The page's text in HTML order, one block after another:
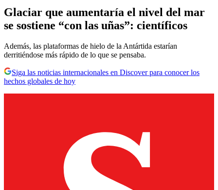
Glaciar que aumentaría el nivel del mar
se sostiene “con las uñas”: científicos
Además, las plataformas de hielo de la Antártida estarían
derritiéndose más rápido de lo que se pensaba.
Siga las noticias internacionales en Discover para conocer los
hechos globales de hoy